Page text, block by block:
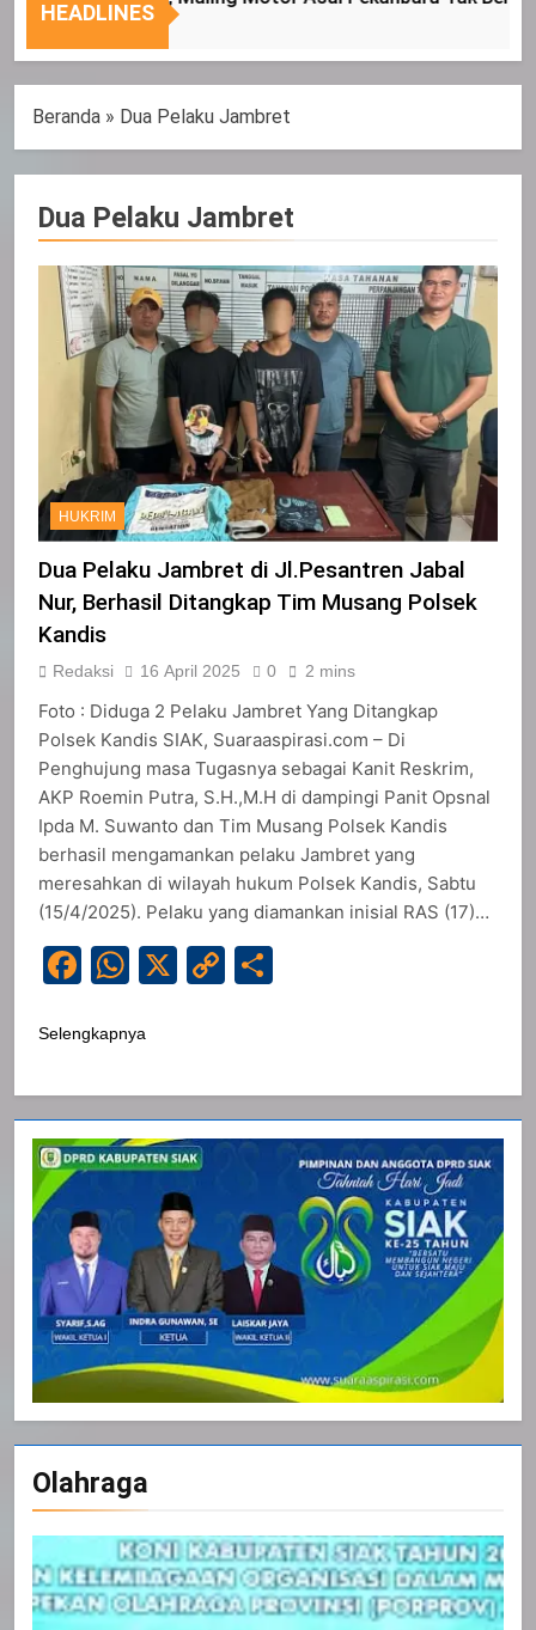
Nasional
Tepat
HEADLINES
Beranda » Dua Pelaku Jambret
Olahraga
Dua Pelaku Jambret
HUKRIM
Dua Pelaku Jambret di Jl.Pesantren Jabal
Nur, Berhasil Ditangkap Tim Musang Polsek
Kandis
Redaksi 16 April 2025 0 2 mins
Foto : Diduga 2 Pelaku Jambret Yang Ditangkap
Polsek Kandis SIAK, Suaraaspirasi.com – Di
Penghujung masa Tugasnya sebagai Kanit Reskrim,
AKP Roemin Putra, S.H.,M.H di dampingi Panit Opsnal
Ipda M. Suwanto dan Tim Musang Polsek Kandis
berhasil mengamankan pelaku Jambret yang
meresahkan di wilayah hukum Polsek Kandis, Sabtu
(15/4/2025). Pelaku yang diamankan inisial RAS (17)…
Facebook
WhatsApp
X
Copy
Selengkapnya